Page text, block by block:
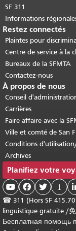
SF 311
Informations
Restez connectés
Plaintes pour
Centre de service à la
Bureaux de la SFMTA
Contactez-nous
À propos de nous
Conseil
Carrières
Faire affaire avec la
Ville et comté de San
Conditions
Archives
Planifiez votre
   1
☎ 311 (Hors SF
linguistique gratuite /
Бесплатная помощь